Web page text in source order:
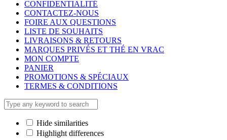
CONFIDENTIALITÉ
CONTACTEZ-NOUS
FOIRE AUX QUESTIONS
LISTE DE SOUHAITS
LIVRAISONS & RETOURS
MARQUES PRIVÉS ET THÉ EN VRAC
MON COMPTE
PANIER
PROMOTIONS & SPÉCIAUX
TERMES & CONDITIONS
Hide similarities
Highlight differences